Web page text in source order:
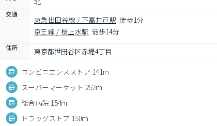
交通
東急世田谷線 / 下高井戸駅 徒歩1分
京王線 / 桜上水駅 徒歩14分
住所 東京都世田谷区赤堤4丁目
コンビニエンスストア 141m
スーパーマーケット 252m
総合病院 154m
ドラッグストア 150m